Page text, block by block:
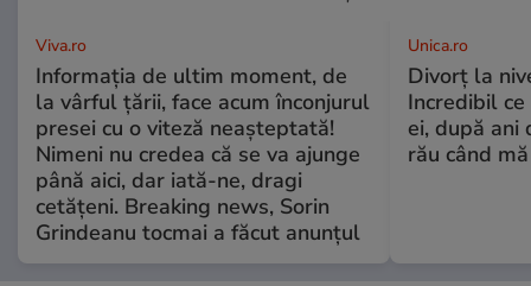
Viva.ro
Informația de ultim moment, de
la vârful țării, face acum înconjurul
presei cu o viteză neașteptată!
Nimeni nu credea că se va ajunge
până aici, dar iată-ne, dragi
cetățeni. Breaking news, Sorin
Grindeanu tocmai a făcut anunțul
Unica.ro
Divorț la
Incredibil
ei, după ani
rău când